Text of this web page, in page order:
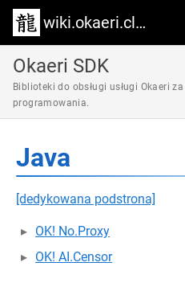
wiki.okaeri.cloud
Okaeri SDK
Biblioteki do obsługi usługi Okaeri
programowania.
Java
[dedykowana podstrona]
OK! No.Proxy
OK! AI.Censor